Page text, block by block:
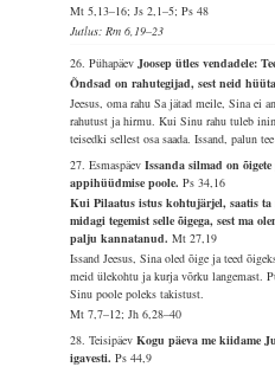
Mt 5,13–16; Js 2,1–5; Ps 48
Jutlus: Rm 6,19–23
26. PühapäevJoosep ütles vendadele:
Õndsad on rahutegijad, sest neid
Jeesus, oma rahu Sa jätad meile, Sina ei
rahutust ja hirmu. Kui Sinu rahu tuleb
teisedki sellest osa saada. Issand, palun
27. EsmaspäevIssanda silmad on
appihüüdmise poole.Ps 34,16
Kui Pilaatus istus kohtujärjel, saatis
midagi tegemist selle õigega, sest ma
palju kannatanud.Mt 27,19
Issand Jeesus, Sina oled õige ja teed
meid ülekohtu ja kurja võrku langemast.
Sinu poole poleks takistust.
Mt 7,7–12; Jh 6,28–40
28. TeisipäevKogu päeva me kiidame
igavesti.Ps 44,9